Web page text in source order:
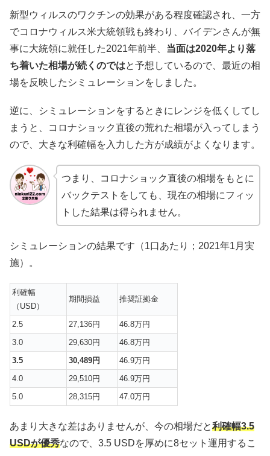
新型ウィルスのワクチンの効果がある程度確認され、一方
でコロナウィルス米大統領戦も終わり、バイデンさんが無
事に大統領に就任した2021年前半、 当面は2020年より落
ち着いた相場が続くのではと予想しているので、最近の相
場を反映したシミュレーションをしました。
逆に、シミュレーションをするときにレンジを低くしてし
まうと、コロナショック直後の荒れた相場が入ってしまう
ので、大きな利確幅を入力した方が成績がよくなります。
つまり、コロナショック直後の相場をもとに
バックテストをしても、現在の相場にフィッ
トした結果は得られません。
シミュレーションの結果です（1口あたり；2021年1月実
施）。
利確幅
（USD）
期間損益 推奨証拠金
2.5 27,136円
46.8万円
3.0
29,630円
46.8万円
3.5
30,489円
46.9万円
4.0
29,510円
46.9万円
5.0
28,315円 47.0万円
あまり大きな差はありませんが、今の相場だと利確幅3.5
USDが優秀なので、3.5 USDを厚めに8セット運用するこ